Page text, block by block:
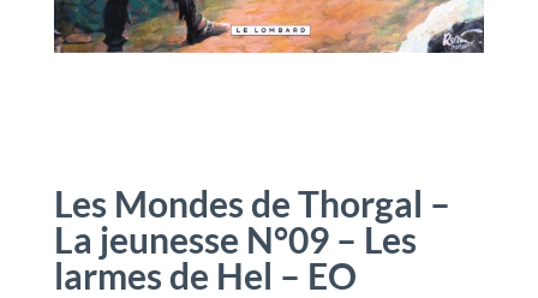
Les Mondes de Thorgal –
La jeunesse N°09 – Les
larmes de Hel – EO